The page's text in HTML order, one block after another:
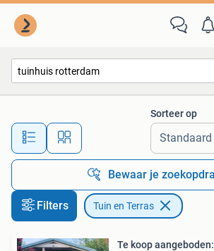
Alle afstanden…
Sorteer op
Bewaar je
Filters Tuin en Terras
Te koop